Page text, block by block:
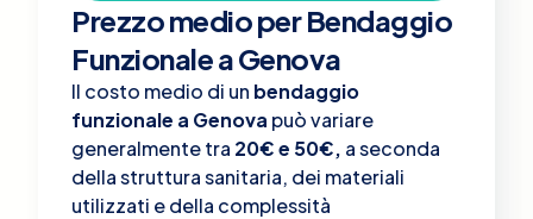
Prezzo medio per Bendaggio
Funzionale a Genova
Il costo medio di un bendaggio
funzionale a Genova può variare
generalmente tra 20€ e 50€, a seconda
della struttura sanitaria, dei materiali
utilizzati e della complessità